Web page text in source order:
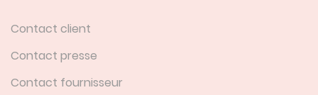
Contact client
Contact presse
Contact fournisseur